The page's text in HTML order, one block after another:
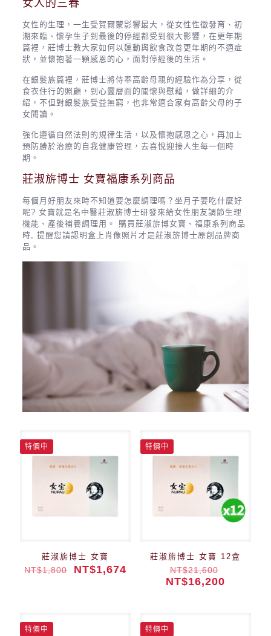
女人的三春
女性的生理，一生受賀爾蒙影響最大，從女性性徵發育、初
潮來臨、懷孕生子到最後的停經都受到很大影響，在更年期
篇裡，莊博士教大家如何以運動與飲食改善更年期的不適症
狀，並懷抱著一顆感恩的心，面對停經後的生活。
在銀髮族篇裡，莊博士將侍奉高齡母親的經驗作為分享，從
食衣住行的照顧，到心靈層面的關懷與慰藉，做詳細的介
紹，不但對銀髮族受益無窮，也非常適合家有高齡父母的子
女閱讀。
強化遵循自然法則的規律生活，以及懷抱感恩之心，再加上
預防勝於治療的自我健康管理，去喜悅迎接人生每一個時
期。
莊淑旂博士 女寶福康系列商品
每個月好朋友來時不知道要怎麼調理嗎？坐月子要吃什麼好
呢? 女寶就是名中醫莊淑旂博士研發來給女性朋友調節生理
機能、產後補養調理用。 購買莊淑旂博女寶、福康系列商品
時, 提醒您請認明盒上肖像照片才是莊淑旂博士原創品牌商
品。
特價中
莊淑旂博士 女寶
NT$1,800 NT$1,674
特價中
莊淑旂博士 女寶 12盒
NT$21,600
NT$16,200
特價中 特價中